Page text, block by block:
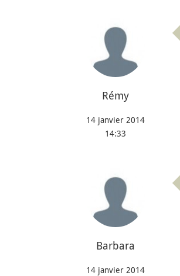
Rémy
14 janvier 2014
14:33
Barbara
14 janvier 2014